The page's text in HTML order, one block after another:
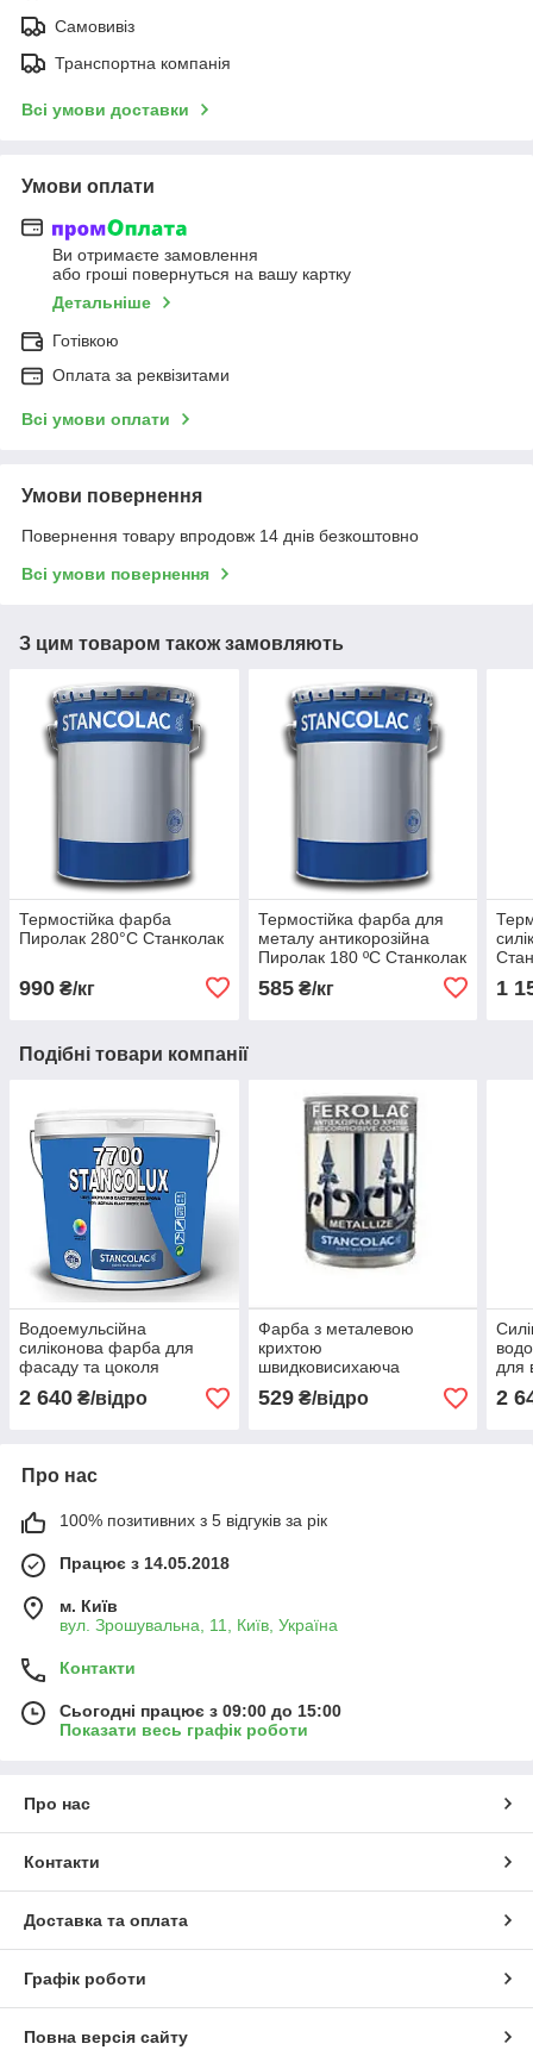
Самовивіз
Транспортна компанія
Всі умови доставки
Умови оплати
Ви отримаєте замовлення
або гроші повернуться на вашу картку
Детальніше
Готівкою
Оплата за реквізитами
Всі умови оплати
Умови повернення
Повернення товару впродовж 14 днів безкоштовно
Всі умови повернення
З цим товаром також замовляють
Термостійка фарба
Пиролак 280°С Станколак
990 ₴/кг
Термостійка фарба для
металу антикорозійна
Пиролак 180 ºС Станколак
585₴/кг 1
Подібні товари компанії
Водоемульсійна
силіконова фарба для
фасаду та цоколя
Стандарта 7700
Станколак, 9 л
2 640 ₴/відро
Фарба з металевою
крихтою
швидковисихаюча
Феролак Ferolac Stancolac
529₴/відро
для
9л
2
Про нас
100% позитивних з 5 відгуків за рік
Працює з 14.05.2018
м. Київ
вул. Зрошувальна, 11, Київ, Україна
Контакти
Сьогодні працює з 09:00 до 15:00
Показати весь графік роботи
Про нас
Контакти
Доставка та оплата
Графік роботи
Повна версія сайту